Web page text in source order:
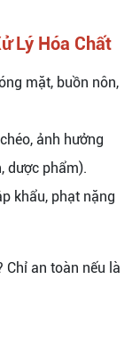
Lý Hóa Chất
mặt, buồn nôn,
ảnh hưởng
dược phẩm).
khẩu, phạt nặng
Chỉ an toàn nếu là